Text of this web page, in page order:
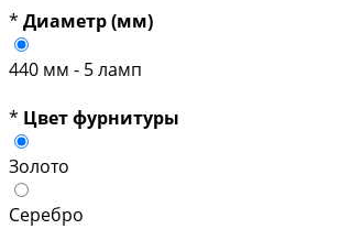
* Диаметр (мм)
440 мм - 5 ламп
* Цвет фурнитуры
Золото
Серебро